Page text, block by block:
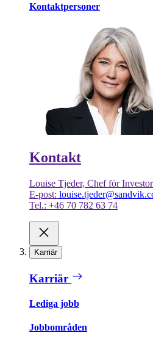
Kontaktpersoner
Kontakt
Louise Tjeder, Chef för
E-post:
Tel.: +46 70 782 63 74
Karriär
Karriär
Lediga jobb
Jobbområden